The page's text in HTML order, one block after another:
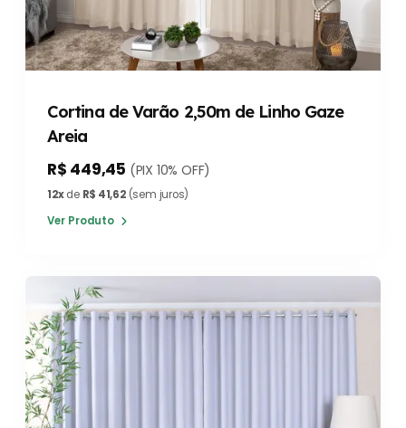
Cortina de Varão 2,50m de Linho Gaze
Areia
R$ 449,45 (PIX 10% OFF)
12xde R$ 41,62(sem juros)
Ver Produto